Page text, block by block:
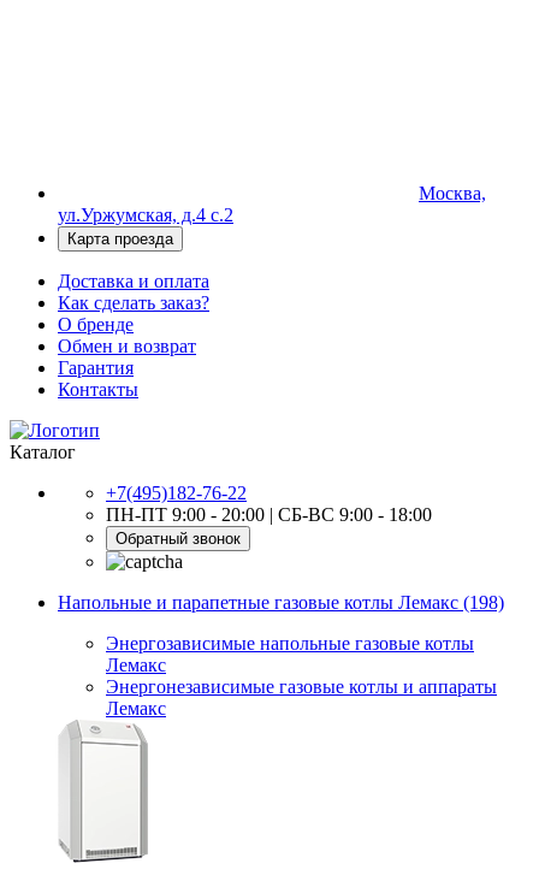
Москва,
ул.Уржумская, д.4 с.2
Карта проезда
Доставка и оплата
Как сделать заказ?
О бренде
Обмен и возврат
Гарантия
Контакты
Каталог
+7(495)182-76-22
ПН-ПТ 9:00 - 20:00 | СБ-ВС 9:00 - 18:00
Обратный звонок
Напольные и парапетные газовые котлы Лемакс (198)
Энергозависимые напольные газовые котлы
Лемакс
Энергонезависимые газовые котлы и аппараты
Лемакс